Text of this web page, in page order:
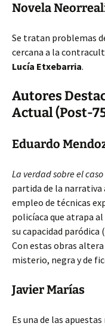
Novela
Se tratan problemas
cercana a la
Lucía Etxebarria.
Autores
Actual (Post-
Eduardo
La verdad sobre el
partida de la narrativa
empleo de técnicas
policíaca que atrapa
su capacidad paródica (
Con estas obras
misterio, negra y de
Javier Marías
Es una de las